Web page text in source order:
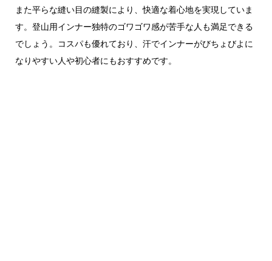
また平らな縫い目の縫製により、快適な着心地を実現していま
す。登山用インナー独特のゴワゴワ感が苦手な人も満足できる
でしょう。コスパも優れており、汗でインナーがびちょびよに
なりやすい人や初心者にもおすすめです。